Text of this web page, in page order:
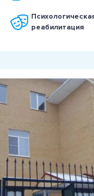
реабилитация